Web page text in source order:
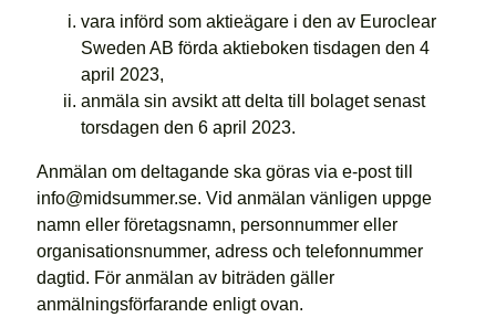
vara införd som aktieägare i den av Euroclear
Sweden AB förda aktieboken tisdagen den 4
april 2023,
anmäla sin avsikt att delta till bolaget senast
torsdagen den 6 april 2023.
Anmälan om deltagande ska göras via e-post till
info@midsummer.se. Vid anmälan vänligen uppge
namn eller företagsnamn, personnummer eller
organisationsnummer, adress och telefonnummer
dagtid. För anmälan av biträden gäller
anmälningsförfarande enligt ovan.